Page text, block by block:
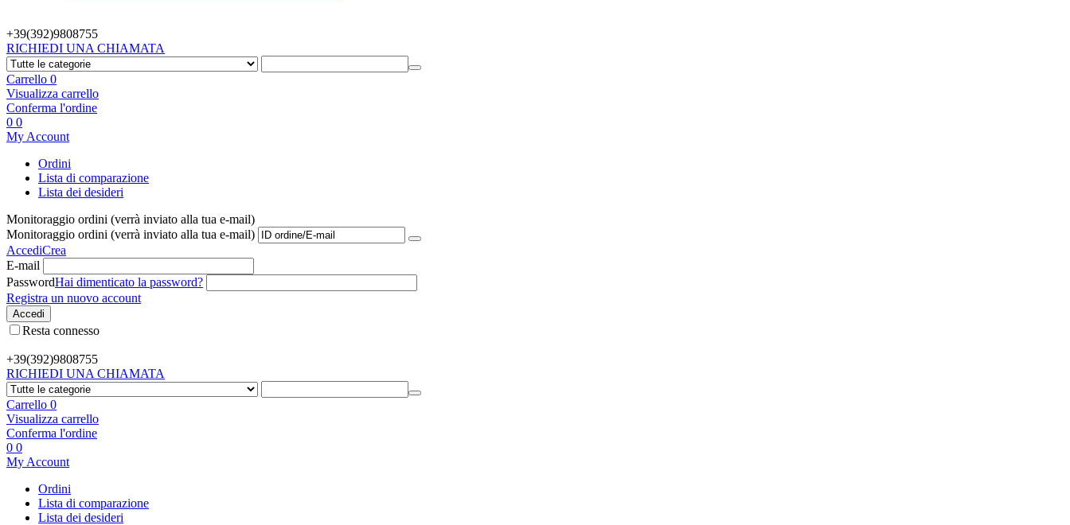
+39(392)9808755
RICHIEDI UNA CHIAMATA
Carrello 0
Visualizza carrello
Conferma l'ordine
0 0
My Account
Ordini
Lista di comparazione
Lista dei desideri
Monitoraggio ordini (verrà inviato alla tua e-mail)
Monitoraggio ordini (verrà inviato alla tua e-mail)
AccediCrea
E-mail
PasswordHai dimenticato la password?
Registra un nuovo account
Accedi
Resta connesso
+39(392)9808755
RICHIEDI UNA CHIAMATA
Carrello 0
Visualizza carrello
Conferma l'ordine
0 0
My Account
Ordini
Lista di comparazione
Lista dei desideri